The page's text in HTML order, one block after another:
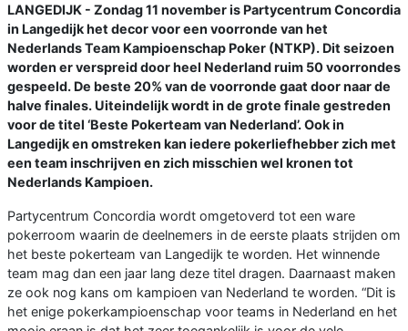
LANGEDIJK - Zondag 11 november is Partycentrum Concordia
in Langedijk het decor voor een voorronde van het
Nederlands Team Kampioenschap Poker (NTKP). Dit seizoen
worden er verspreid door heel Nederland ruim 50 voorrondes
gespeeld. De beste 20% van de voorronde gaat door naar de
halve finales. Uiteindelijk wordt in de grote finale gestreden
voor de titel ‘Beste Pokerteam van Nederland’. Ook in
Langedijk en omstreken kan iedere pokerliefhebber zich met
een team inschrijven en zich misschien wel kronen tot
Nederlands Kampioen.
Partycentrum Concordia wordt omgetoverd tot een ware
pokerroom waarin de deelnemers in de eerste plaats strijden om
het beste pokerteam van Langedijk te worden. Het winnende
team mag dan een jaar lang deze titel dragen. Daarnaast maken
ze ook nog kans om kampioen van Nederland te worden. “Dit is
het enige pokerkampioenschap voor teams in Nederland en het